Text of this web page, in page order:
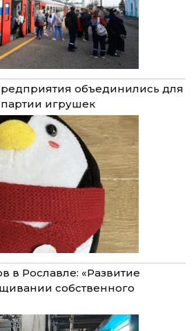
объединились для
игрушек
в Рославле: «Развитие
собственного